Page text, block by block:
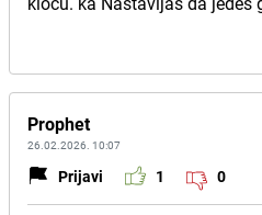
Prophet
26.02.2026. 10:07
Prijavi 1 0